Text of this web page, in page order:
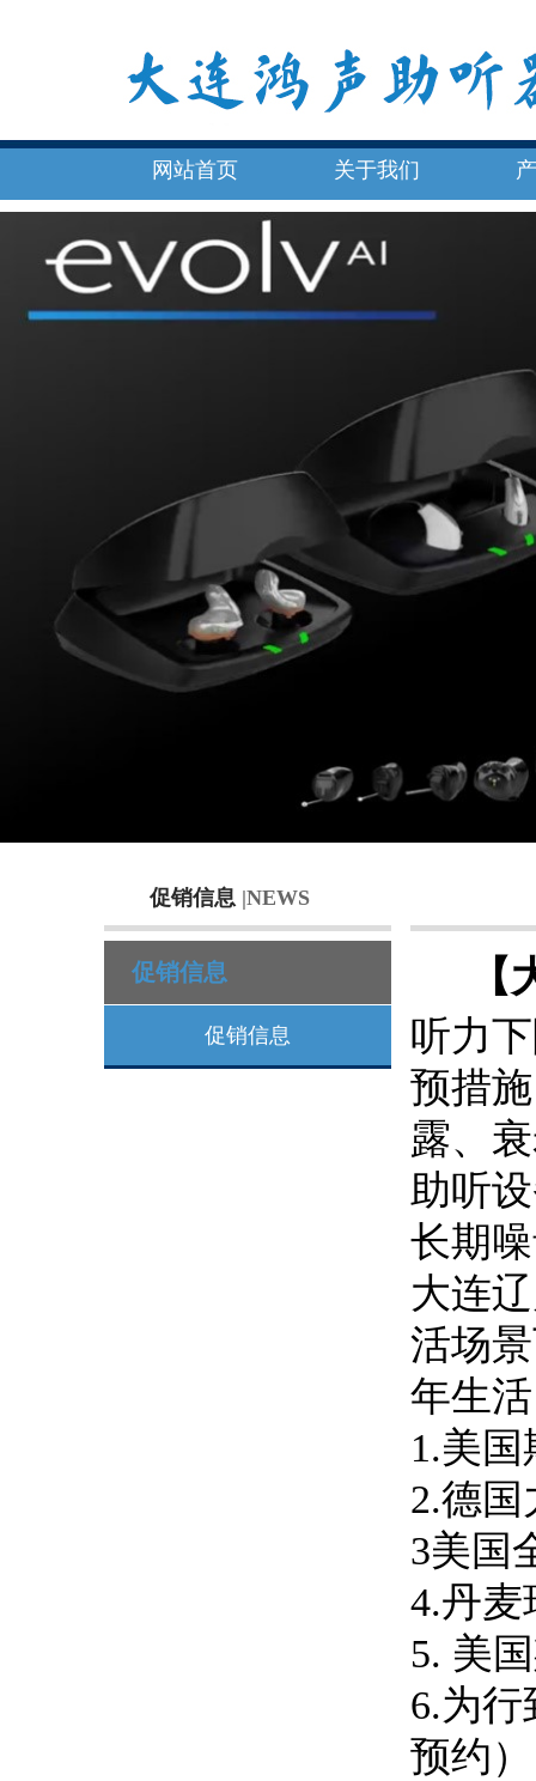
网站首页 关于我们
促销信息 |NEWS
促销信息
促销信息
听力
预措
露、
助听
长期
大连
活场
年生
1.美
2.德国
3美国
4.丹麦
5. 美
6.为
预约）